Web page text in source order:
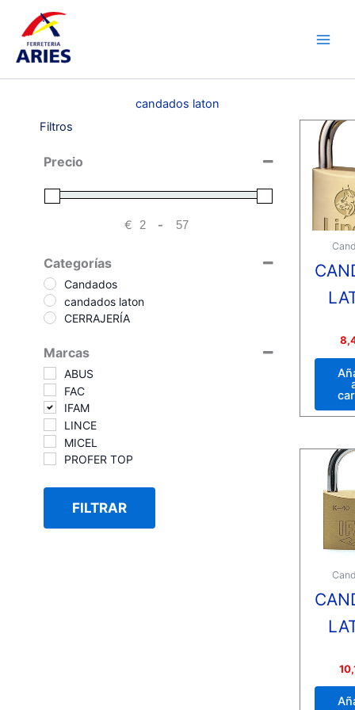
contenido
candados laton
Filtros
Precio
€ Minimum Price
-Maximum Price
Categorías
Candados
candados laton
CERRAJERÍA
Marcas
ABUS
FAC
IFAM
LINCE
MICEL
PROFER TOP
FILTRAR
0
0